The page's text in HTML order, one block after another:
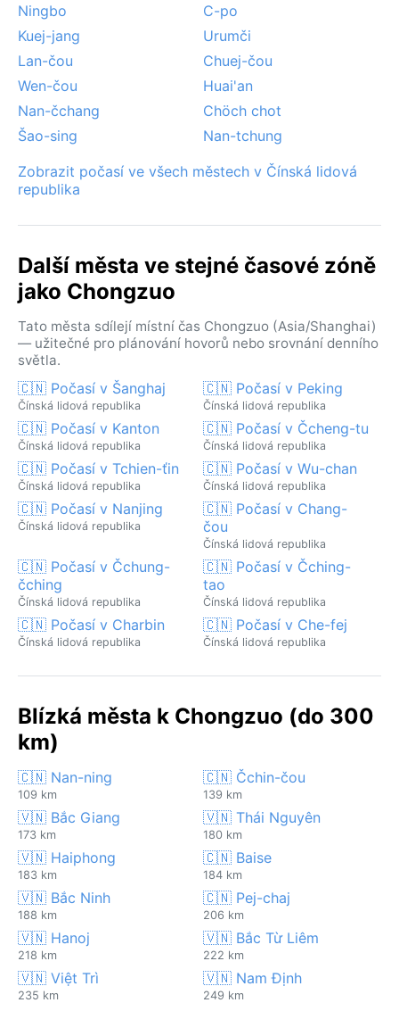
Ningbo
C-po
Kuej-jang
Urumči
Lan-čou
Chuej-čou
Wen-čou
Huai'an
Nan-čchang
Chöch chot
Šao-sing
Nan-tchung
Zobrazit počasí ve všech městech v Čínská lidová
republika
Další města ve stejné časové zóně
jako Chongzuo
Tato města sdílejí místní čas Chongzuo (Asia/Shanghai)
— užitečné pro plánování hovorů nebo srovnání denního
světla.
🇨🇳 Počasí v Šanghaj
Čínská lidová republika
🇨🇳 Počasí v Peking
Čínská lidová republika
🇨🇳 Počasí v Kanton
Čínská lidová republika
🇨🇳 Počasí v Čcheng-tu
Čínská lidová republika
🇨🇳 Počasí v Tchien-ťin
Čínská lidová republika
🇨🇳 Počasí v Wu-chan
Čínská lidová republika
🇨🇳 Počasí v Nanjing
Čínská lidová republika
🇨🇳 Počasí v Chang-
čou
Čínská lidová republika
🇨🇳 Počasí v Čchung-
čching
Čínská lidová republika
🇨🇳 Počasí v Čching-
tao
Čínská lidová republika
🇨🇳 Počasí v Charbin
Čínská lidová republika
🇨🇳 Počasí v Che-fej
Čínská lidová republika
Blízká města k Chongzuo (do 300
km)
🇨🇳 Nan-ning
109 km
🇨🇳 Čchin-čou
139 km
🇻🇳 Bắc Giang
173 km
🇻🇳 Thái Nguyên
180 km
🇻🇳 Haiphong
183 km
🇨🇳 Baise
184 km
🇻🇳 Bắc Ninh
188 km
🇨🇳 Pej-chaj
206 km
🇻🇳 Hanoj
218 km
🇻🇳 Bắc Từ Liêm
222 km
🇻🇳 Việt Trì
235 km
🇻🇳 Nam Định
249 km